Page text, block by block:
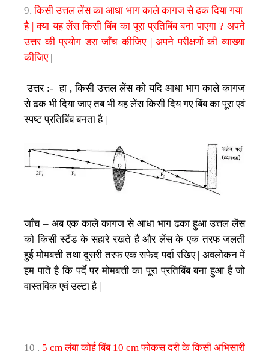
9.किसीउत्तललेंसकाआधा भागकालेकागजसेढकदियागया
है|क्या यह लेंस किसी बिंब का पूरा प्रतिबिंब बना पाएगा?अपने
उत्तर की प्रयोग डरा जाँच कीजिए|अपने परीक्षणों की व्याख्या
कीजिए |
उत्तर:-हा ,किसी उत्तल लेंस को यदि आधा भाग काले कागज
सेढकभीदियाजाएतबभीयहलेंसकिसीदियगएबिंबकापूराएवं
स्पष्टप्रतिबिंबबनताहै|
जाँच – अब एक काले कागज से आधा भाग ढका हुआ उत्तल लेंस
को किसी स्टैंड के सहारे रखते है और लेंस के एक तरफ जलती
हुईमोमबत्ती तथादूसरीतरफएकसफेद पर्दारखिए| अवलोकनमें
हम पाते है कि पर्दे पर मोमबत्ती का पूरा प्रतिबिंब बना हुआ है जो
वास्तविकएवंउल्टाहै|
10 . 5 cmलंबाकोईबिंब10 cmफोकसदुरीकेकिसीअभिसारी